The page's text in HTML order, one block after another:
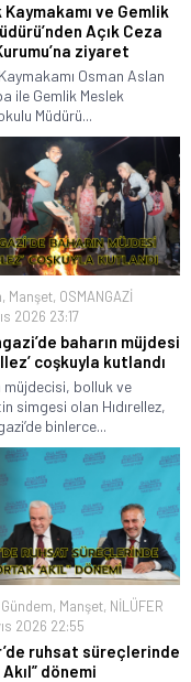
Kaymakamı ve Gemlik
Açık Ceza
ziyaret
Osman Aslan
ile Gemlik Meslek
Müdürü...
, Manşet, OSMANGAZİ
2026 23:17
baharın müjdesi
coşkuyla kutlandı
müjdecisi, bolluk ve
simgesi olan Hıdırellez,
binlerce...
Gündem, Manşet, NİLÜFER
2026 22:55
ruhsat süreçlerinde
dönemi